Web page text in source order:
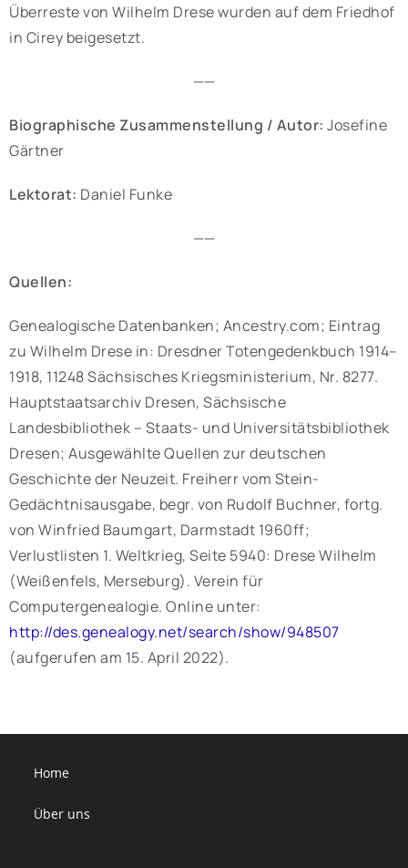
Überreste von Wilhelm Drese wurden auf dem Friedhof
in Cirey beigesetzt.
——
Biographische Zusammenstellung / Autor: Josefine
Gärtner
Lektorat: Daniel Funke
——
Quellen:
Genealogische Datenbanken; Ancestry.com; Eintrag
zu Wilhelm Drese in: Dresdner Totengedenkbuch 1914–
1918, 11248 Sächsisches Kriegsministerium, Nr. 8277.
Hauptstaatsarchiv Dresen, Sächsische
Landesbibliothek – Staats- und Universitätsbibliothek
Dresen; Ausgewählte Quellen zur deutschen
Geschichte der Neuzeit. Freiherr vom Stein-
Gedächtnisausgabe, begr. von Rudolf Buchner, fortg.
von Winfried Baumgart, Darmstadt 1960ff;
Verlustlisten 1. Weltkrieg, Seite 5940: Drese Wilhelm
(Weißenfels, Merseburg). Verein für
Computergenealogie. Online unter:
http://des.genealogy.net/search/show/948507
(aufgerufen am 15. April 2022).
Home
Über uns